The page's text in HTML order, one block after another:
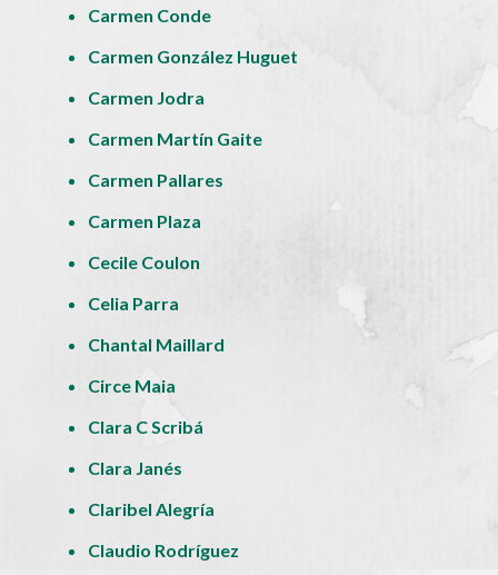
Carmen Conde
Carmen González Huguet
Carmen Jodra
Carmen Martín Gaite
Carmen Pallares
Carmen Plaza
Cecile Coulon
Celia Parra
Chantal Maillard
Circe Maia
Clara C Scribá
Clara Janés
Claribel Alegría
Claudio Rodríguez